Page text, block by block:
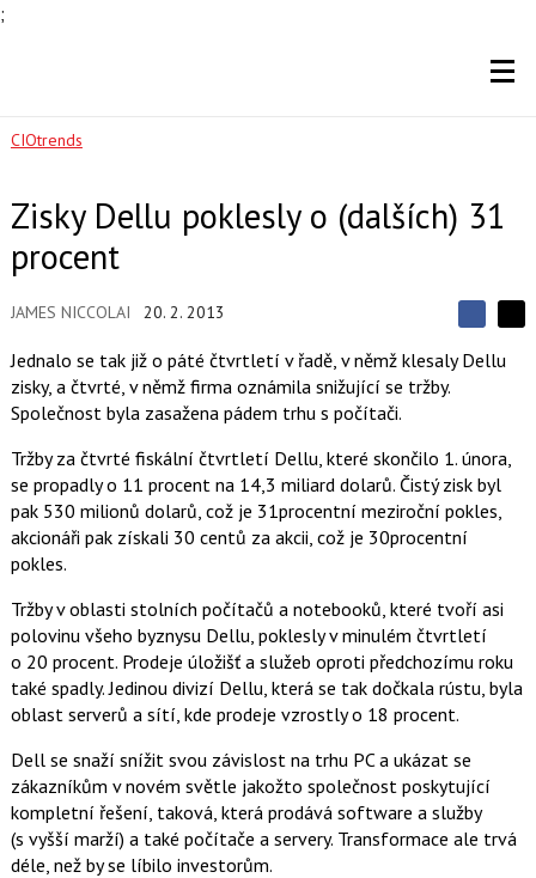
;
CIOtrends
Zisky Dellu poklesly o (dalších) 31
procent
JAMES NICCOLAI 20. 2. 2013
S
d
e
t
S
í
e
a
F
o
o
k
Jednalo se tak již o páté čtvrtletí v řadě, v němž klesaly Dellu
zisky, a čtvrté, v němž firma oznámila snižující se tržby.
Společnost byla zasažena pádem trhu s počítači.
Tržby za čtvrté fiskální čtvrtletí Dellu, které skončilo 1. února,
se propadly o 11 procent na 14,3 miliard dolarů. Čistý zisk byl
pak 530 milionů dolarů, což je 31procentní meziroční pokles,
akcionáři pak získali 30 centů za akcii, což je 30procentní
pokles.
Tržby v oblasti stolních počítačů a notebooků, které tvoří asi
polovinu všeho byznysu Dellu, poklesly v minulém čtvrtletí
o 20 procent. Prodeje úložišť a služeb oproti předchozímu roku
také spadly. Jedinou divizí Dellu, která se tak dočkala rústu, byla
oblast serverů a sítí, kde prodeje vzrostly o 18 procent.
Dell se snaží snížit svou závislost na trhu PC a ukázat se
zákazníkům v novém světle jakožto společnost poskytující
kompletní řešení, taková, která prodává software a služby
(s vyšší marží) a také počítače a servery. Transformace ale trvá
déle, než by se líbilo investorům.